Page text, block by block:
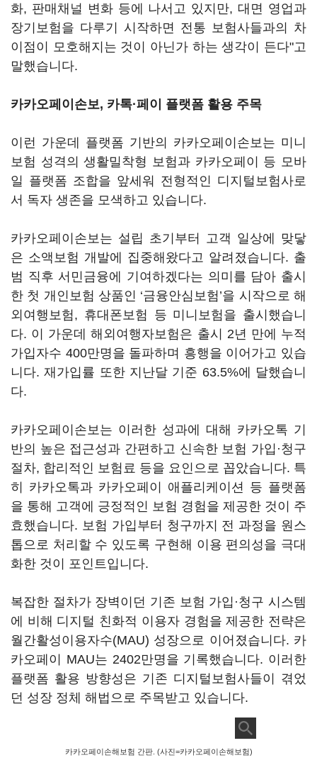
화, 판매채널 변화 등에 나서고 있지만, 대면 영업과
장기보험을 다루기 시작하면 전통 보험사들과의 차
이점이 모호해지는 것이 아닌가 하는 생각이 든다"고
말했습니다.
카카오페이손보, 카톡·페이 플랫폼 활용 주목
이런 가운데 플랫폼 기반의 카카오페이손보는 미니
보험 성격의 생활밀착형 보험과 카카오페이 등 모바
일 플랫폼 조합을 앞세워 전형적인 디지털보험사로
서 독자 생존을 모색하고 있습니다.
카카오페이손보는 설립 초기부터 고객 일상에 맞닿
은 소액보험 개발에 집중해왔다고 알려졌습니다. 출
범 직후 서민금융에 기여하겠다는 의미를 담아 출시
한 첫 개인보험 상품인 ‘금융안심보험’을 시작으로 해
외여행보험, 휴대폰보험 등 미니보험을 출시했습니
다. 이 가운데 해외여행자보험은 출시 2년 만에 누적
가입자수 400만명을 돌파하며 흥행을 이어가고 있습
니다. 재가입률 또한 지난달 기준 63.5%에 달했습니
다.
카카오페이손보는 이러한 성과에 대해 카카오톡 기
반의 높은 접근성과 간편하고 신속한 보험 가입·청구
절차, 합리적인 보험료 등을 요인으로 꼽았습니다. 특
히 카카오톡과 카카오페이 애플리케이션 등 플랫폼
을 통해 고객에 긍정적인 보험 경험을 제공한 것이 주
효했습니다. 보험 가입부터 청구까지 전 과정을 원스
톱으로 처리할 수 있도록 구현해 이용 편의성을 극대
화한 것이 포인트입니다.
복잡한 절차가 장벽이던 기존 보험 가입·청구 시스템
에 비해 디지털 친화적 이용자 경험을 제공한 전략은
월간활성이용자수(MAU) 성장으로 이어졌습니다. 카
카오페이 MAU는 2402만명을 기록했습니다. 이러한
플랫폼 활용 방향성은 기존 디지털보험사들이 겪었
던 성장 정체 해법으로 주목받고 있습니다.
카카오페이손해보험 간판. (사진=카카오페이손해보험)